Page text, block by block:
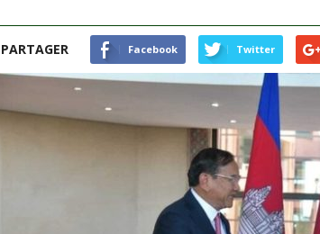
PARTAGER Facebook Twitter